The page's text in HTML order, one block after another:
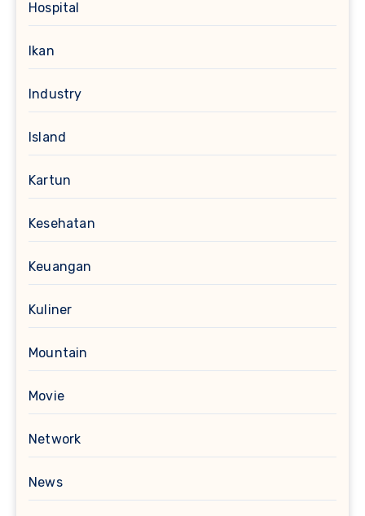
Hospital
Ikan
Industry
Island
Kartun
Kesehatan
Keuangan
Kuliner
Mountain
Movie
Network
News